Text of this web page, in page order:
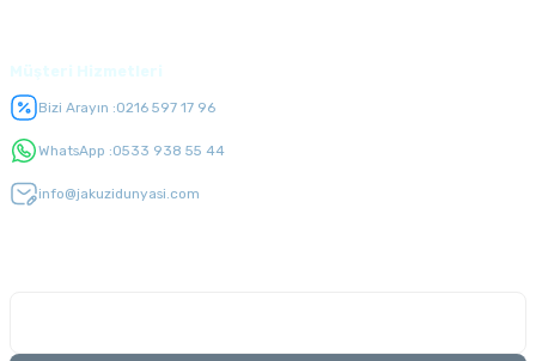
Bizi Arayın :0216 597 17 96
WhatsApp :0533 938 55 44
info@jakuzidunyasi.com